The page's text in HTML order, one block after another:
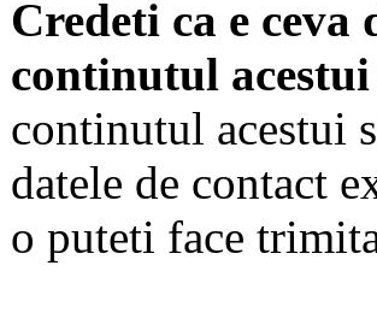
Credeti ca e
continutul acestui
continutul acestui
datele de contact
o puteti face